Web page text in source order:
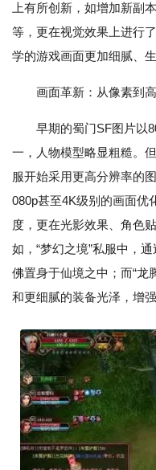
上有所创新，如增加新副
等，更在视觉效果上进行
学的游戏画面更加细腻、生
画面革新：从像素到
早期的蜀门SF图片以
一，人物模型略显粗糙。
服开始采用更高分辨率的
080p甚至4K级别的画面优
度，更在光影效果、角色
如，“梦幻之境”私服中，
佛置身于仙境之中；而“龙
和更细腻的装备光泽，增